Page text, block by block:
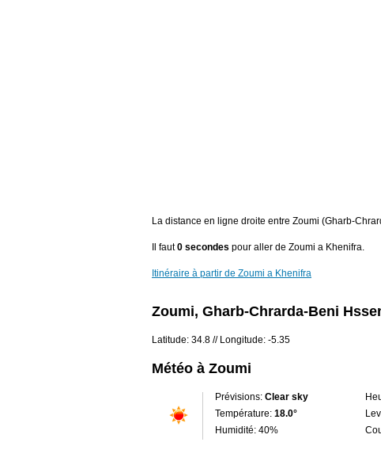
La distance en ligne droite entre Zoumi (Gharb-
Il faut0 secondes pour aller de Zoumi a Khenifra.
Itinéraire à partir de Zoumi a Khenifra
Zoumi, Gharb-Chrarda-Beni
Latitude: 34.8 // Longitude: -5.35
Météo à Zoumi
Prévisions: Clear sky
Température: 18.0°
Humidité: 40%